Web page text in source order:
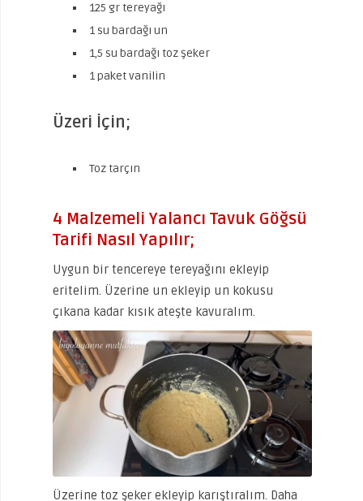
125 gr tereyağı
1 su bardağı un
1,5 su bardağı toz şeker
1 paket vanilin
Üzeri İçin;
Toz tarçın
4 Malzemeli Yalancı Tavuk Göğsü
Tarifi Nasıl Yapılır;
Uygun bir tencereye tereyağını ekleyip
eritelim. Üzerine un ekleyip un kokusu
çıkana kadar kısık ateşte kavuralım.
Üzerine toz şeker ekleyip karıştıralım. Daha